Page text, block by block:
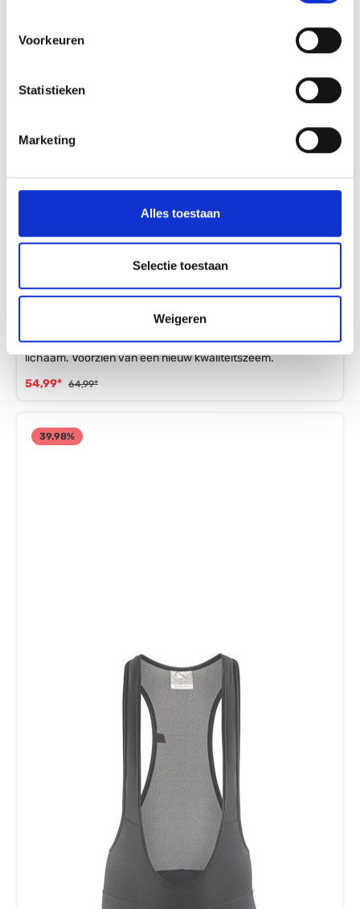
Voorkeuren
Statistieken
Marketing
Alles toestaan
Selectie toestaan
Weigeren
AGU Bibshort Essential Dames Fietsbroek - Maat S -
Door de meerpandige constructie en het zeer soepele,
elastische Lycra materiaal sluit de broek optimaal om het
lichaam. Voorzien van een nieuw kwaliteitszeem.
54,99* 64,99*
39.98%